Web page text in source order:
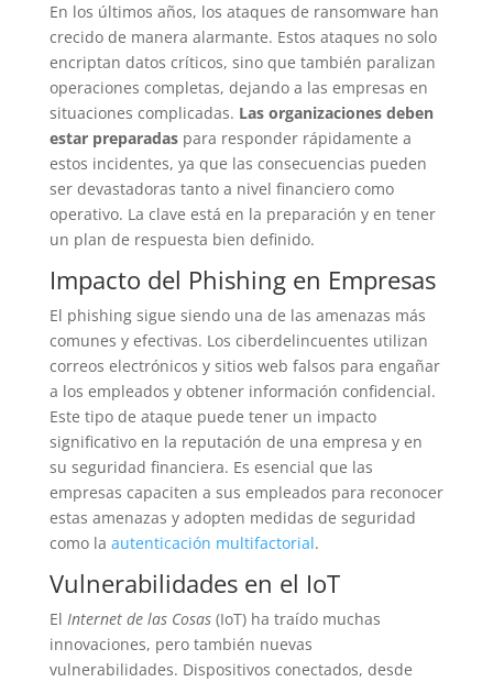
En los últimos años, los ataques de ransomware han
crecido de manera alarmante. Estos ataques no solo
encriptan datos críticos, sino que también paralizan
operaciones completas, dejando a las empresas en
situaciones complicadas. Las organizaciones deben
estar preparadaspara responder rápidamente a
estos incidentes, ya que las consecuencias pueden
ser devastadoras tanto a nivel financiero como
operativo. La clave está en la preparación y en tener
un plan de respuesta bien definido.
Impacto del Phishing en Empresas
El phishing sigue siendo una de las amenazas más
comunes y efectivas. Los ciberdelincuentes utilizan
correos electrónicos y sitios web falsos para engañar
a los empleados y obtener información confidencial.
Este tipo de ataque puede tener un impacto
significativo en la reputación de una empresa y en
su seguridad financiera. Es esencial que las
empresas capaciten a sus empleados para reconocer
estas amenazas y adopten medidas de seguridad
como la autenticación multifactorial.
Vulnerabilidades en el IoT
El Internet de las Cosas(IoT) ha traído muchas
innovaciones, pero también nuevas
vulnerabilidades. Dispositivos conectados, desde